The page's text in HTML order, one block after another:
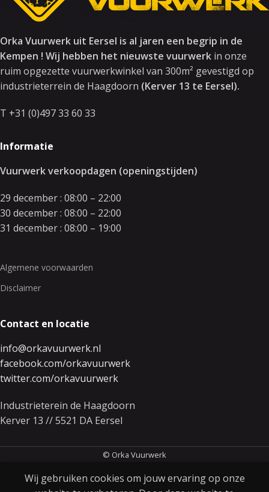
Orka Vuurwerk uit Eersel is al jaren een begrip in de
Kempen ! Wij hebben het nieuwste vuurwerk in onze
ruim opgezette vuurwerkwinkel van 300m² gevestigd op
industrieterrein de Haagdoorn (Kerver 13 te Eersel).
T +31 (0)497 33 60 33
Informatie
Vuurwerk verkoopdagen (openingstijden)
29 december : 08:00 – 22:00
30 december : 08:00 – 22:00
31 december : 08:00 – 19:00
Algemene voorwaarden
Disclaimer
Contact en locatie
info@orkavuurwerk.nl
facebook.com/orkavuurwerk
twitter.com/orkavuurwerk
Industrieterein de Haagdoorn
Kerver 13 // 5521 DA Eersel
© Orka Vuurwerk
Wij gebruiken cookies om jouw ervaring op onze